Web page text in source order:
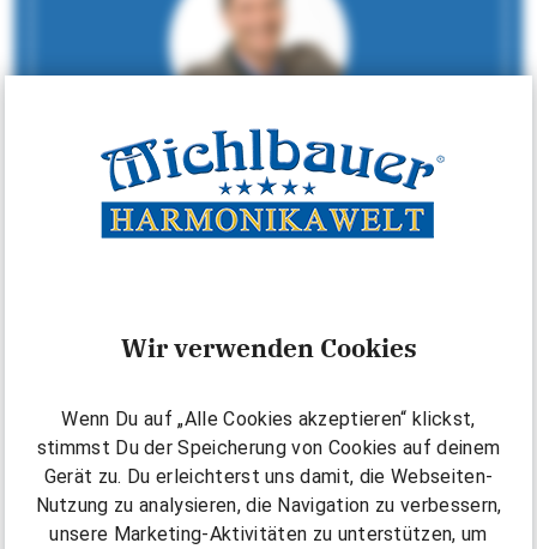
Wir verwenden Cookies
Wenn Du auf „Alle Cookies akzeptieren“ klickst,
stimmst Du der Speicherung von Cookies auf deinem
Gerät zu. Du erleichterst uns damit, die Webseiten-
Nutzung zu analysieren, die Navigation zu verbessern,
unsere Marketing-Aktivitäten zu unterstützen, um
Johannes Petz
Unser Unterrichtsleiter blickt auf eine lange
Musikerkarriere zurück. Er absolviert 1996 am
Ensemble-Besetzungen und leidenschaftlicher
Leitung der hauseigenen Lehrer-Ausbildungs-
Kurse, die Entwicklung von Seminarkonzepten,
das Verfassen von musikalischen Fachartikeln
und Blogbeiträgen, oder das Schreiben von
Griffschriftbearbeitungen für die Harmonika.